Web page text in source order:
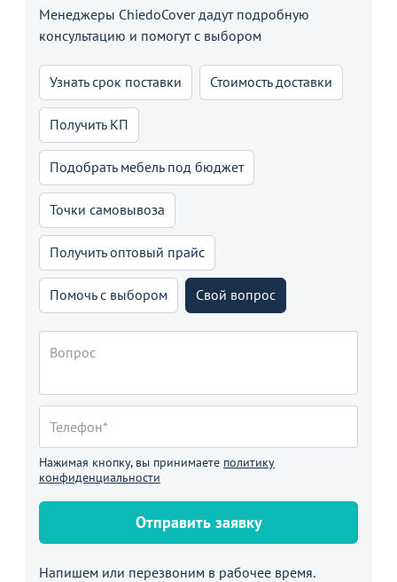
Менеджеры ChiedoCover дадут подробную
консультацию и помогут с выбором
Узнать срок поставки Стоимость доставки
Получить КП
Подобрать мебель под бюджет
Точки самовывоза
Получить оптовый прайс
Помочь с выбором Свой вопрос
Нажимая кнопку, вы принимаете политику
конфиденциальности
Отправить заявку
Напишем или перезвоним в рабочее время.